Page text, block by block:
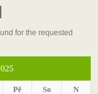
for the requested
Pě So N